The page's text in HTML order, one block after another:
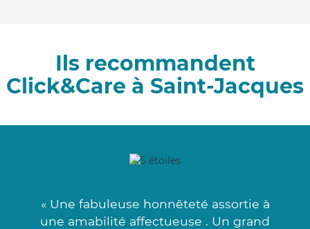
Ils recommandent
Click&Care à Saint-Jacques
« Une fabuleuse honnêteté assortie à
une amabilité affectueuse . Un grand